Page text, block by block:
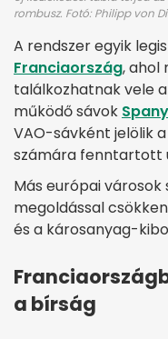
rombusz. Fotó: Philipp von
A rendszer egyik
Franciaország, ahol
találkozhatnak vele
működő sávok
VAO-sávként jelölik
számára fenntartott
Más európai városok
megoldással
és a károsanyag-
a bírság